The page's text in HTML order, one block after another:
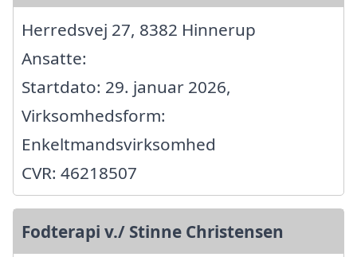
Herredsvej 27, 8382 Hinnerup
Ansatte:
Startdato: 29. januar 2026,
Virksomhedsform:
Enkeltmandsvirksomhed
CVR: 46218507
Fodterapi v./ Stinne Christensen